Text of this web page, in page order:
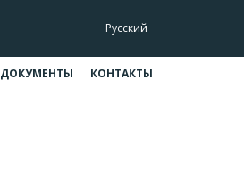
Русский
ДОКУМЕНТЫ КОНТАКТЫ